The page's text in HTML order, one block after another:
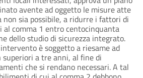
avente ad oggetto le misure atte
non sia possibile, a ridurre i fattori di
al comma 1 entro centocinquanta
dello studio di sicurezza integrato.
è soggetto a riesame ad
a tre anni, al fine di
che si rendano necessari. A tal